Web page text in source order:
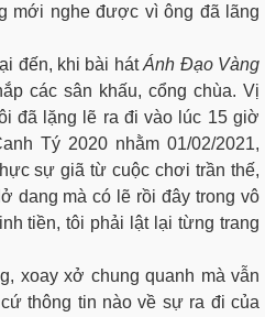
mới nghe được vì ông đã lãng
đến, khi bài hátÁnh Đạo Vàng
các sân khấu, cổng chùa. Vị
đã lặng lẽ ra đi vào lúc 15 giờ
Tý 2020 nhằm 01/02/2021,
sự giã từ cuộc chơi trần thế,
dang mà có lẽ rồi đây trong vô
tiền, tôi phải lật lại từng trang
xoay xở chung quanh mà vẫn
thông tin nào về sự ra đi của